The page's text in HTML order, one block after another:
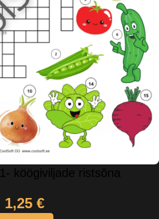
köögiviljade ristsõna
1,25 €